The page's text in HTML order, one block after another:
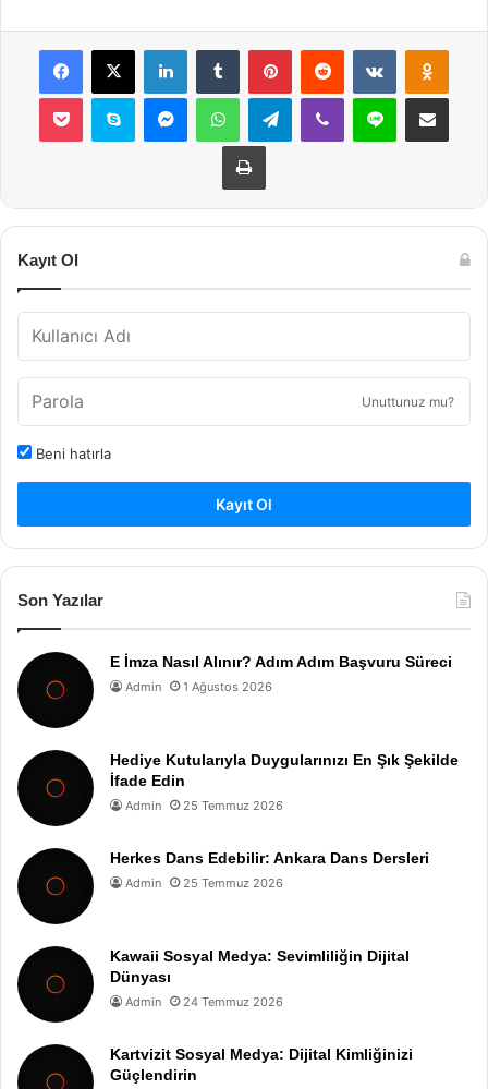
Facebook
X LinkedInTumblr PinterestReddit VKontakte
Pocket Skype MessengerWhatsAppTelegramViber Line E-Posta ile
Yazdır
Kayıt Ol
Unuttunuz mu?
Beni hatırla
Kayıt Ol
Son Yazılar
E İmza Nasıl Alınır? Adım Adım Başvuru Süreci
Admin 1 Ağustos 2026
Hediye Kutularıyla Duygularınızı En Şık Şekilde
İfade Edin
Admin 25 Temmuz 2026
Herkes Dans Edebilir: Ankara Dans Dersleri
Admin 25 Temmuz 2026
Kawaii Sosyal Medya: Sevimliliğin Dijital
Dünyası
Admin 24 Temmuz 2026
Kartvizit Sosyal Medya: Dijital Kimliğinizi
Güçlendirin